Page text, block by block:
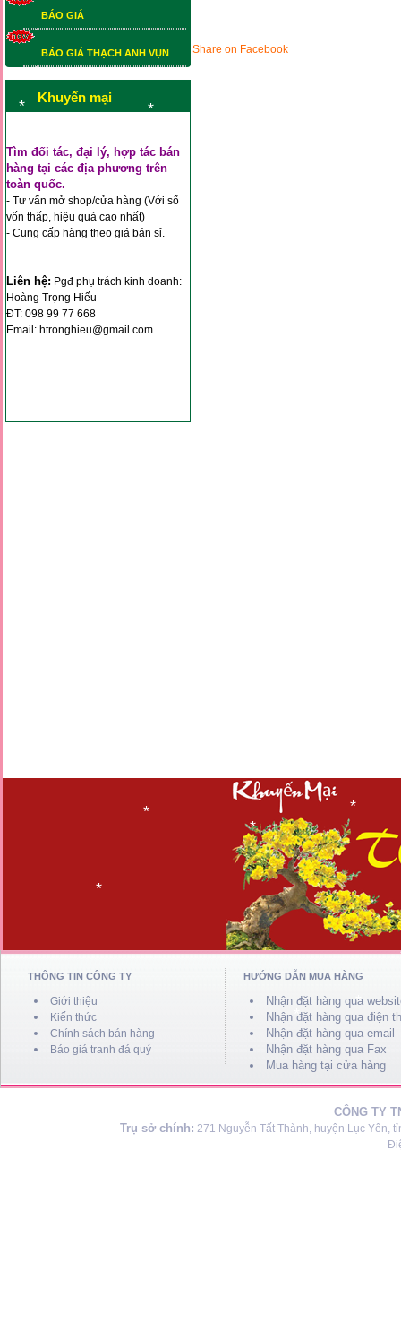
BÁO GIÁ
BÁO GIÁ THẠCH ANH VỤN
BÁO GIÁ THẠCH ANH VỤN
Khuyến mại
Tìm đối tác, đại lý, hợp tác bán
hàng tại các địa phương trên
toàn quốc.
- Tư vấn mở shop/cửa hàng (Với số
vốn thấp, hiệu quả cao nhất)
- Cung cấp hàng theo giá bán sỉ.
Liên hệ: Pgđ phụ trách kinh doanh:
Hoàng Trọng Hiếu
ĐT: 098 99 77 668
Email: htronghieu@gmail.com.
Share on Facebook
THÔNG TIN CÔNG TY
Giới thiệu
Kiến thức
Chính sách bán hàng
Báo giá tranh đá quý
HƯỚNG DẪN MUA HÀNG
Nhận đặt hàng qua
Nhận đặt hàng qua điện
Nhận đặt hàng qua email
Nhận đặt hàng qua Fax
Mua hàng tại cửa hàng
CÔNG TY
Trụ sở chính: 271 Nguyễn Tất Thành, huyện Lục Yên,
*
*
*
*